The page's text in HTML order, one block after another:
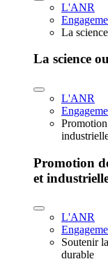
L'ANR
La
La science
L'ANR
Promotion
et
L'ANR
Soutenir
durable